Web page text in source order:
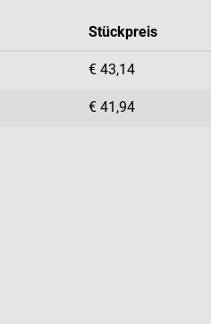
Stückpreis
€ 43,14
€ 41,94